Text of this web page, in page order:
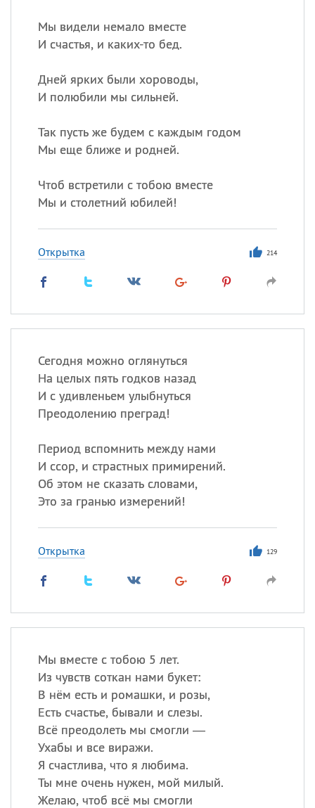
Мы видели немало вместе
И счастья, и каких-то бед.
Дней ярких были хороводы,
И полюбили мы сильней.
Так пусть же будем с каждым годом
Мы еще ближе и родней.
Чтоб встретили с тобою вместе
Мы и столетний юбилей!
Открытка 214
Сегодня можно оглянуться
На целых пять годков назад
И с удивленьем улыбнуться
Преодолению преград!
Период вспомнить между нами
И ссор, и страстных примирений.
Об этом не сказать словами,
Это за гранью измерений!
Открытка 129
Мы вместе с тобою 5 лет.
Из чувств соткан нами букет:
В нём есть и ромашки, и розы,
Есть счастье, бывали и слезы.
Всё преодолеть мы смогли —
Ухабы и все виражи.
Я счастлива, что я любима.
Ты мне очень нужен, мой милый.
Желаю, чтоб всё мы смогли